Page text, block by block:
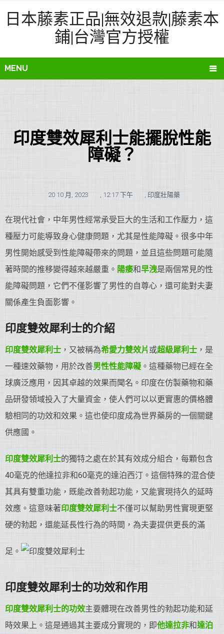
日本藤素正品|無效退款|藤素本
鋪|台灣官方授權
MENU
印度雙效犀利士能擺脫性能
障礙？
20 10 月, 2023 , 12:17 下午 , 印度壯陽藥
在現代社會，中年男性經常承受巨大的生活和工作壓力，這
種壓力可能導致身心健康問題，尤其是性能障礙。很多中年
男性開始感受到性能障礙帶來的問題，並且這些問題可能隨
著時間的推移變得越來越嚴重。 陽痿和早洩是兩個常見的性
能障礙問題，它們不僅影響了男性的自尊心，還可能對夫妻
關係產生負面影響。
印度雙效犀利士的介紹
印度雙效犀利士 ，又被稱為希愛力雙效片 或超級犀利士 ，是
一種速效藥物，用於改善男性性能障礙 。這種藥物已經在全
球廣泛應用，因其卓越的效果而聞名。印度在仿製藥物和藥
品研發領域投入了大量資金，使人們可以以更實惠的價格體
驗相同的功效和效果。這也使印度成為世界藥房的一個關鍵
供應國。
印度雙效犀利士的獨特之處在於其有效成分組合，每顆包含
40毫克的他達拉非和60毫克的達泊西汀。這個特殊的混合使
其具有雙重功能，既能改善勃起功能，又能實現持久的延時
效應。這意味著印度雙效犀利士不僅可以幫助男性實現更堅
硬的勃起，還能延長性行為的時間，為夫妻提供更長的滿
足。
印度雙效犀利士的功效和作用
印度雙效犀利士的功效主要體現在改善男性的勃起功能和延
時效果上。這是通過其主要成分實現的，即他達拉非和達泊